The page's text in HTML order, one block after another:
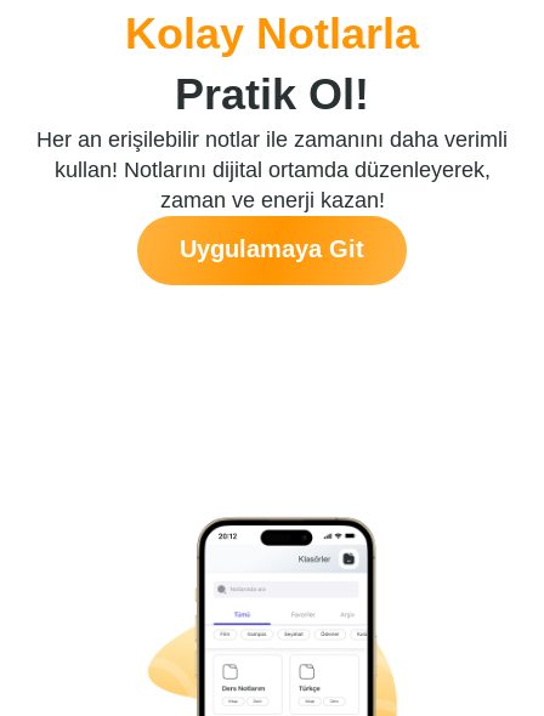
Kolay Notlarla
Pratik Ol!
Her an erişilebilir notlar ile zamanını daha verimli
kullan! Notlarını dijital ortamda düzenleyerek,
zaman ve enerji kazan!
Uygulamaya Git